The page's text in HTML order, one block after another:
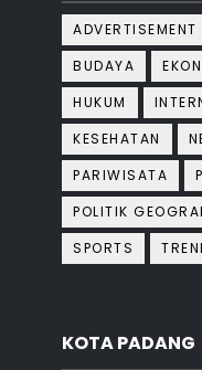
ADVERTISEMENT
BUDAYA
HUKUM
KESEHATAN
PARIWISATA
POLITIK
SPORTS
KOTA PADANG